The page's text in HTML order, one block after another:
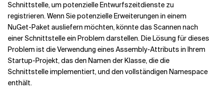
Schnittstelle, um potenzielle Entwurfszeitdienste zu
registrieren. Wenn Sie potenzielle Erweiterungen in einem
NuGet-Paket ausliefern möchten, könnte das Scannen nach
einer Schnittstelle ein Problem darstellen. Die Lösung für dieses
Problem ist die Verwendung eines Assembly-Attributs in Ihrem
Startup-Projekt, das den Namen der Klasse, die die
Schnittstelle implementiert, und den vollständigen Namespace
enthält.